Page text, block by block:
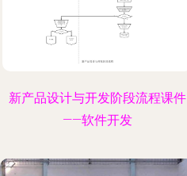
新产品设计与开发阶段流程课件
——软件开发